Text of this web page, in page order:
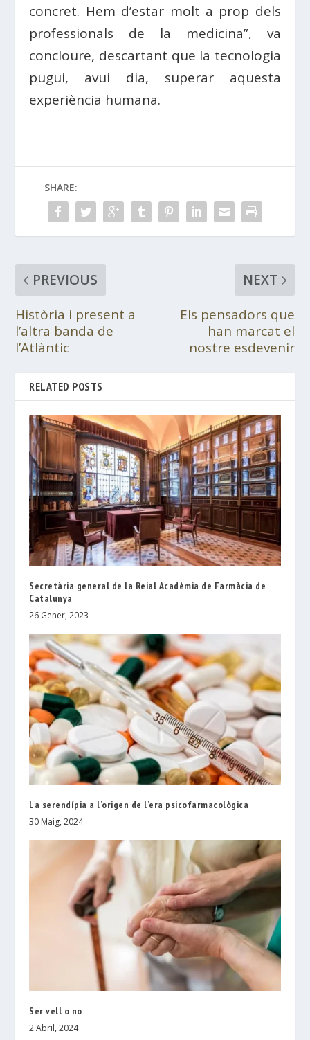
concret. Hem d’estar molt a prop dels
professionals de la medicina”, va
concloure, descartant que la tecnologia
pugui, avui dia, superar aquesta
experiència humana.
SHARE:
PREVIOUS
Història i present a
l’altra banda de
l’Atlàntic
NEXT
Els pensadors que
han marcat el
nostre esdevenir
RELATED POSTS
Secretària general de la Reial Acadèmia de Farmàcia de
Catalunya
26 Gener, 2023
La serendípia a l’origen de l’era psicofarmacològica
30 Maig, 2024
Ser vell o no
2 Abril, 2024